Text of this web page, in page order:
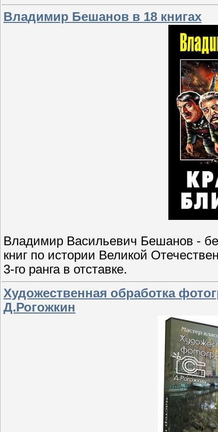
Владимир Бешанов в 18 книгах
Владимир Васильевич Бешанов -
книг по истории Великой
3-го ранга в отставке.
Художественная обработка
Д.Рогожкин